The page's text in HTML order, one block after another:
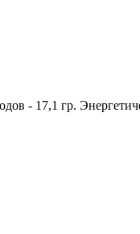
- 17,1 гр.